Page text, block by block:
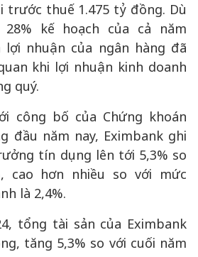
trước thuế 1.475 tỷ đồng. Dù
kế hoạch của cả năm
nhuận của ngân hàng đã
khi lợi nhuận kinh doanh
quý.
công bố của Chứng khoán
đầu năm nay, Eximbank ghi
tín dụng lên tới 5,3% so
cao hơn nhiều so với mức
là 2,4%.
tổng tài sản của Eximbank
tăng 5,3% so với cuối năm